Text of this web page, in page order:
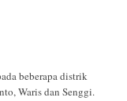
beberapa distrik
Waris dan Senggi.